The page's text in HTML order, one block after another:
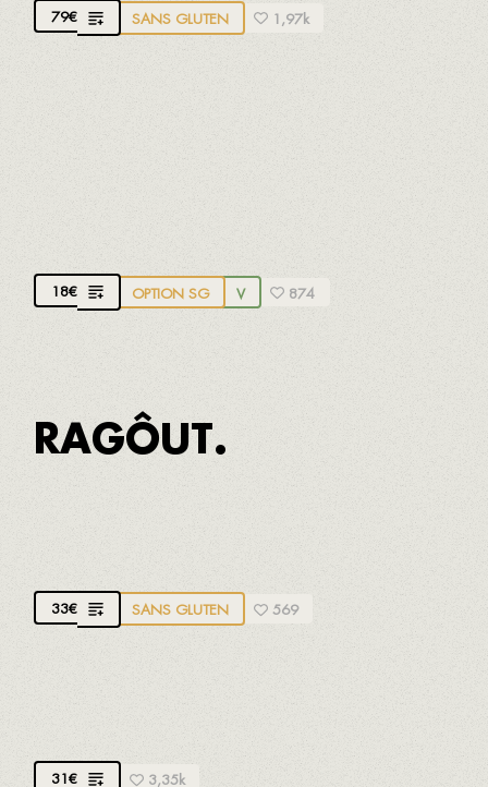
79€ SANS GLUTEN 1,97k
LÉGUMES GRILLÉS
amandes, tomates, ñora (poivron rouge séché),
18€ OPTION SG V 874
RAGÔUT.
CASSOLETTE DE HOMARD
33€ SANS GLUTEN 569
Recette traditionnelle du Pòsit
31€ 3,35k